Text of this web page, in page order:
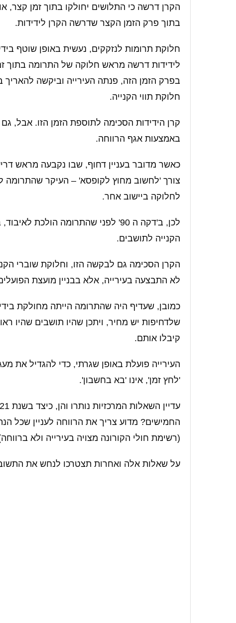
הקרן דרשה כי התלושים יחולקו בתוך זמן קצר,
בתוך פרק הזמן הקצר שדרשה הקרן לידידות.
חלוקת תרומות לנזקקים, נעשית באופן שוטף
לידידות דרשה מראש חלוקה של התרומה בתוך
בפרק הזמן הזה, פנתה העירייה וביקשה
חלוקת תווי הקנייה.
קרן הידידות הסכימה לתוספת הזמן הזו. אבל,
באמצעות אגף הרווחה.
כאשר מדובר בעניין דחוף, שבו נקבעה מראש
צורך 'לחשוב מחוץ לקופסא' – העיקר שהתרומה
לחלוקה ביישוב אחר.
לכן, ב'דקה ה 90' לפני שהתרומה
הקנייה לתושבים.
הקרן הסכימה גם לבקשה הזו, וחלוקת שוברי
לא התבצעה בעירייה, אלא בבניין מועצת
כמובן, שעדיף היה שהתרומה הייתה מחולקת
שלדחיפות יש מחיר, ויתכן שהיו תושבים שהיו
קיבלו אותם.
העירייה פועלת באופן שגרתי, כדי להגדיל את
'לחץ זמן', אינו 'בא בחשבון'.
החמישים? מדוע צריך את הרווחה לעניין שכל
(רשימת חולי הקורונה מצויה בעירייה ולא
על שאלות אלה ואחרות תצטרכו לנחש את